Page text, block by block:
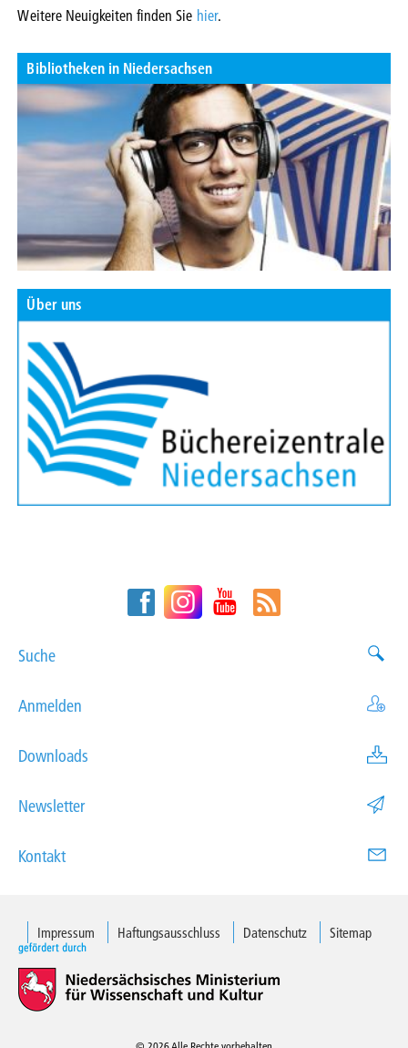
Weitere Neuigkeiten finden Sie hier.
Bibliotheken in Niedersachsen
Über uns
Suche
Anmelden
Downloads
Newsletter
Kontakt
Impressum Haftungsausschluss Datenschutz Sitemap